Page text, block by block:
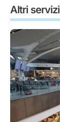
Altri servizi